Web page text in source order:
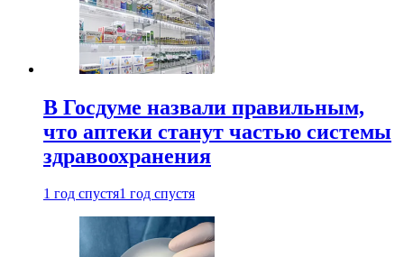
В Госдуме назвали правильным,
что аптеки станут частью системы
здравоохранения
1 год спустя1 год спустя